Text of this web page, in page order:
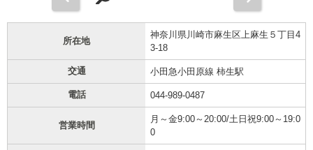
所在地
神奈川県川崎市麻生区上麻生５丁目4
3-18
交通 小田急小田原線 柿生駅
電話 044-989-0487
営業時間
月～金9:00～20:00/土日祝9:00～19:0
0